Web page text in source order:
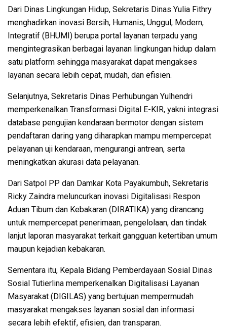
Dari Dinas Lingkungan Hidup, Sekretaris Dinas Yulia Fithry
menghadirkan inovasi Bersih, Humanis, Unggul, Modern,
Integratif (BHUMI) berupa portal layanan terpadu yang
mengintegrasikan berbagai layanan lingkungan hidup dalam
satu platform sehingga masyarakat dapat mengakses
layanan secara lebih cepat, mudah, dan efisien.
Selanjutnya, Sekretaris Dinas Perhubungan Yulhendri
memperkenalkan Transformasi Digital E-KIR, yakni integrasi
database pengujian kendaraan bermotor dengan sistem
pendaftaran daring yang diharapkan mampu mempercepat
pelayanan uji kendaraan, mengurangi antrean, serta
meningkatkan akurasi data pelayanan.
Dari Satpol PP dan Damkar Kota Payakumbuh, Sekretaris
Ricky Zaindra meluncurkan inovasi Digitalisasi Respon
Aduan Tibum dan Kebakaran (DIRATIKA) yang dirancang
untuk mempercepat penerimaan, pengelolaan, dan tindak
lanjut laporan masyarakat terkait gangguan ketertiban umum
maupun kejadian kebakaran.
Sementara itu, Kepala Bidang Pemberdayaan Sosial Dinas
Sosial Tutierlina memperkenalkan Digitalisasi Layanan
Masyarakat (DIGILAS) yang bertujuan mempermudah
masyarakat mengakses layanan sosial dan informasi
secara lebih efektif, efisien, dan transparan.